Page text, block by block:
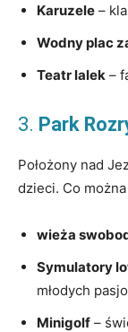
Karuzele –
Wodny plac
Teatr lalek –
3. Park
Położony nad
dzieci. Co
wieża
Symulatory
młodych
Minigolf –